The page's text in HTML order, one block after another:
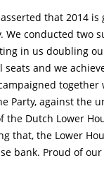
that 2014
We conducted two
in us doubling
and we
together
Party, against the
the Dutch Lower
that, the Lower
bank. Proud of our